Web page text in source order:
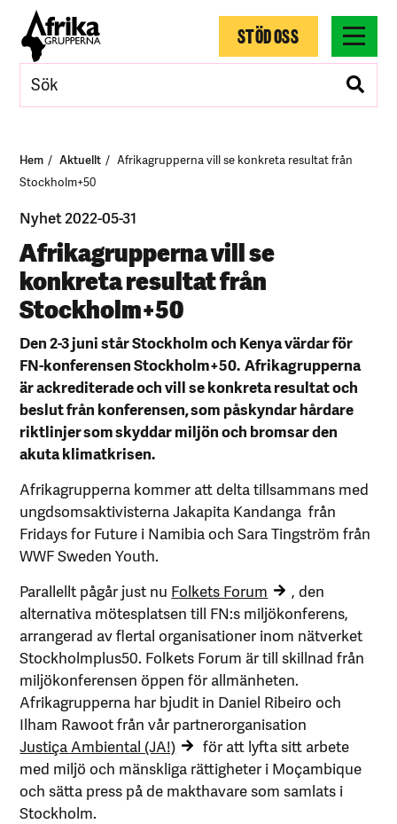
STÖD OSS
Hem Aktuellt
Afrikagrupperna vill se konkreta resultat från
Stockholm+50
Nyhet 2022-05-31
Afrikagrupperna vill se
konkreta resultat från
Stockholm+50
Den 2-3 juni står Stockholm och Kenya värdar för
FN-konferensen Stockholm+50. Afrikagrupperna
är ackrediterade och vill se konkreta resultat och
beslut från konferensen, som påskyndar hårdare
riktlinjer som skyddar miljön och bromsar den
akuta klimatkrisen.
Afrikagrupperna kommer att delta tillsammans med
ungdsomsaktivisterna Jakapita Kandanga från
Fridays for Future i Namibia och Sara Tingström från
WWF Sweden Youth.
Parallellt pågår just nu Folkets Forum
, den
alternativa mötesplatsen till FN:s miljökonferens,
arrangerad av flertal organisationer inom nätverket
Stockholmplus50. Folkets Forum är till skillnad från
miljökonferensen öppen för allmänheten.
Afrikagrupperna har bjudit in Daniel Ribeiro och
Ilham Rawoot från vår partnerorganisation
Justiça Ambiental (JA!)
för att lyfta sitt arbete
med miljö och mänskliga rättigheter i Moçambique
och sätta press på de makthavare som samlats i
Stockholm.